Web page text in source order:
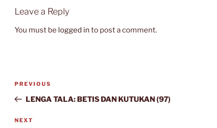
Leave a Reply
You must be logged in to post a comment.
Previous
Post
PREVIOUS
LENGA TALA: BETIS DAN KUTUKAN (97)
Next
NEXT